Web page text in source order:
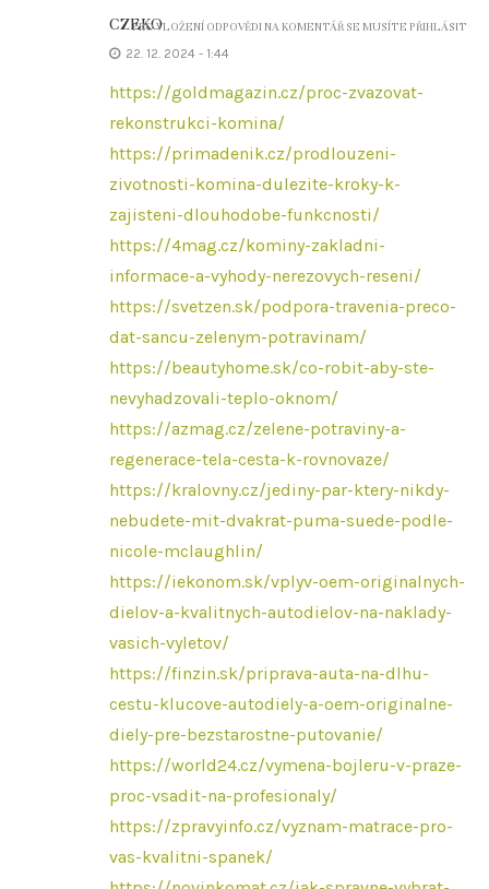
CZEKO
22. 12. 2024 - 1:44
https://goldmagazin.cz/proc-zvazovat-
rekonstrukci-komina/
https://primadenik.cz/prodlouzeni-
zivotnosti-komina-dulezite-kroky-k-
zajisteni-dlouhodobe-funkcnosti/
https://4mag.cz/kominy-zakladni-
informace-a-vyhody-nerezovych-reseni/
https://svetzen.sk/podpora-travenia-preco-
dat-sancu-zelenym-potravinam/
https://beautyhome.sk/co-robit-aby-ste-
nevyhadzovali-teplo-oknom/
https://azmag.cz/zelene-potraviny-a-
regenerace-tela-cesta-k-rovnovaze/
https://kralovny.cz/jediny-par-ktery-nikdy-
nebudete-mit-dvakrat-puma-suede-podle-
nicole-mclaughlin/
https://iekonom.sk/vplyv-oem-originalnych-
dielov-a-kvalitnych-autodielov-na-naklady-
vasich-vyletov/
https://finzin.sk/priprava-auta-na-dlhu-
cestu-klucove-autodiely-a-oem-originalne-
diely-pre-bezstarostne-putovanie/
https://world24.cz/vymena-bojleru-v-praze-
proc-vsadit-na-profesionaly/
https://zpravyinfo.cz/vyznam-matrace-pro-
vas-kvalitni-spanek/
PRO VLOŽENÍ ODPOVĚDI NA KOMENTÁŘ SE MUSÍTE PŘIHLÁSIT